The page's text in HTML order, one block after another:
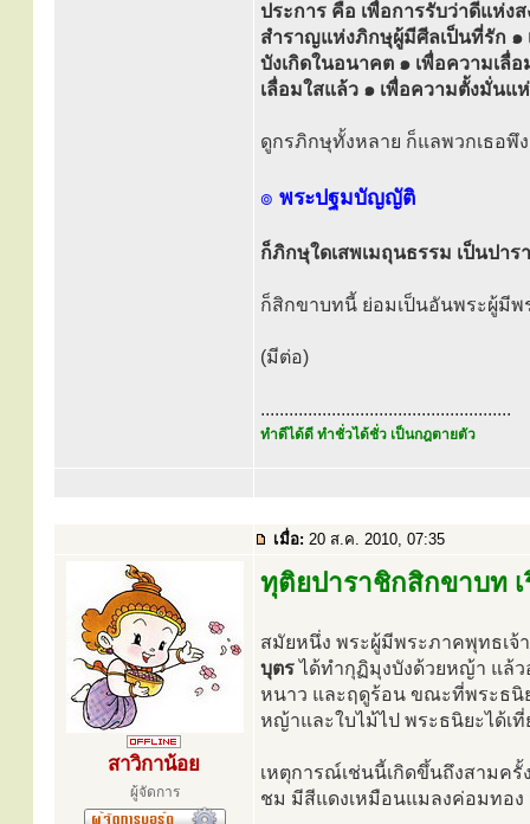
ประการ คือ เพื่อการรับว่าดีแห่ง
สำราญแห่งภิกษุผู้มีศีลเป็นที่รัก ๑
บังเกิดในอนาคต ๑ เพื่อความเลื่
เลื่อมใสแล้ว ๑ เพื่อความตั้งมั่นแ
ดูกรภิกษุทั้งหลาย ก็แลพวกเธอพึ
๏ พระปฐมบัญญัติ
ก็ภิกษุใดเสพเมถุนธรรม เป็นปาร
ก็สิกขาบทนี้ ย่อมเป็นอันพระผู้มี
(มีต่อ)
.....................................................
ทำดีได้ดี ทำชั่วได้ชั่ว เป็นกฎตายตัว
เมื่อ: 20 ส.ค. 2010, 07:35
สาวิกาน้อย
ผู้จัดการ
ทุติยปาราชิกสิกขาบท
สมัยหนึ่ง พระผู้มีพระภาคพุทธเ
บุตรได้ทำกุฏิมุงบังด้วยหญ้า แล้
หนาว และฤดูร้อน ขณะที่พระธ
หญ้าและใบไม้ไป พระธนิยะได้
เหตุการณ์เช่นนี้เกิดขึ้นถึงสามครั้
ชม มีสีแดงเหมือนแมลงค่อมทอง